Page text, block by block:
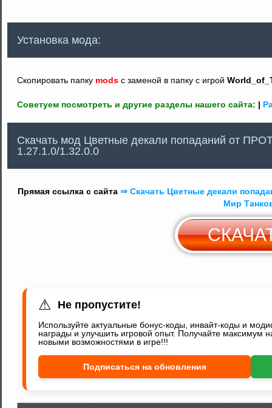
Установка мода:
Cкопировать папку mods с заменой в папку с игрой
Советуем посмотреть и другие разделы нашего сайта: |
Скачать мод Цветные декали попаданий от
1.27.1.0/1.32.0.0
Прямая ссылка с сайта ⇒ Скачать Цветные декали
Мир
⚠ Не пропустите!
Используйте актуальные бонус-коды, инвайт-коды и
награды и улучшить игровой опыт. Получайте максимум
новыми возможностями в игре!!!
Подписаться на обновления